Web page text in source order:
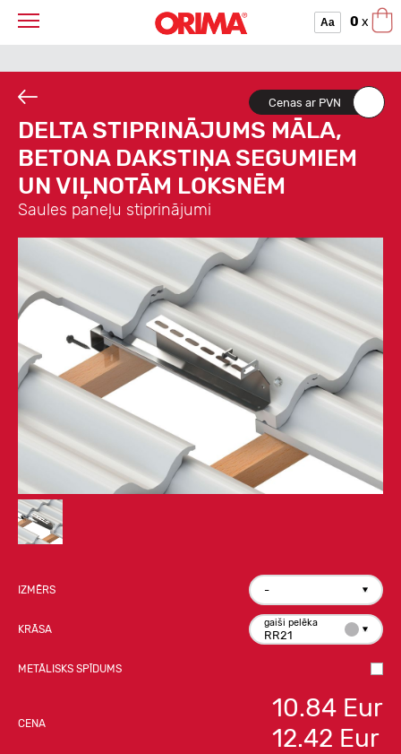
Aa 0 x
DELTA STIPRINĀJUMS MĀLA,
BETONA DAKSTIŅA SEGUMIEM
UN VIĻNOTĀM LOKSNĒM
Saules paneļu stiprinājumi
Cenas ar PVN
IZMĒRS -
KRĀSA
gaiši pelēka
RR21
METĀLISKS SPĪDUMS
CENA
10.84 Eur
12.42 Eur